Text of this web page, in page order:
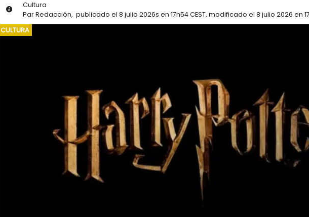
Cultura
ParRedacción, publicado el 8 julio 2026s en 17h54 CEST, modificado el 8 julio 2026 en
CULTURA